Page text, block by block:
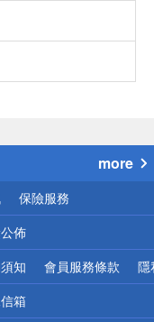
more
保險服務
佈
知 會員服務條款 隱
箱